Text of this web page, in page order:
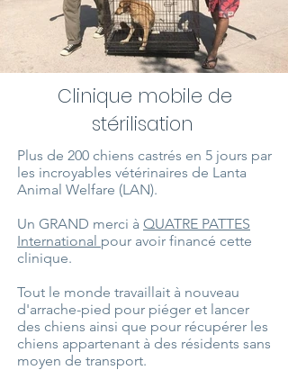
Clinique mobile de
stérilisation
Plus de 200 chiens castrés en 5 jours par
les incroyables vétérinaires de Lanta
Animal Welfare (LAN).
Un GRAND merci à QUATRE PATTES
International pour avoir financé cette
clinique.
Tout le monde travaillait à nouveau
d'arrache-pied pour piéger et lancer
des chiens ainsi que pour récupérer les
chiens appartenant à des résidents sans
moyen de transport.